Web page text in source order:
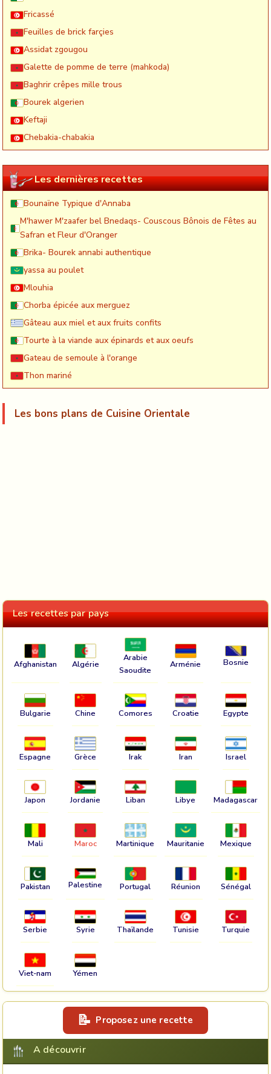
Fricassé
Feuilles de brick farçies
Assidat zgougou
Galette de pomme de terre (mahkoda)
Baghrir crêpes mille trous
Bourek algerien
Keftaji
Chebakia-chabakia
Les dernières recettes
Bounaïne Typique d'Annaba
M'hawer M'zaafer bel Bnedaqs- Couscous Bônois de Fêtes au
Safran et Fleur d'Oranger
Brika- Bourek annabi authentique
yassa au poulet
Mlouhia
Chorba épicée aux merguez
Gâteau aux miel et aux fruits confits
Tourte à la viande aux épinards et aux oeufs
Gateau de semoule à l'orange
Thon mariné
Les bons plans de Cuisine Orientale
Les recettes par pays
Afghanistan Algérie
Arabie
Saoudite
Arménie Bosnie
Bulgarie Chine Comores Croatie Egypte
Espagne Grèce Irak Iran Israel
Japon Jordanie Liban Libye Madagascar
Mali Maroc Martinique Mauritanie Mexique
Pakistan Palestine Portugal Réunion Sénégal
Serbie Syrie Thaïlande Tunisie Turquie
Viet-nam Yémen
Proposez une recette
A découvrir